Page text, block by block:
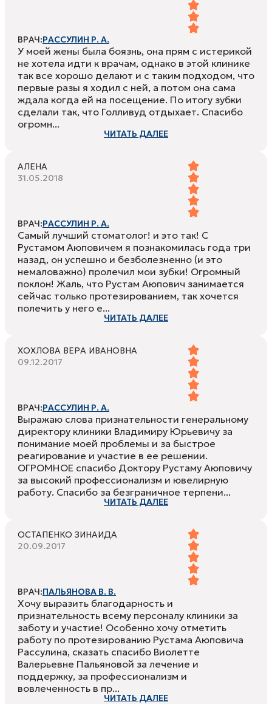
ВРАЧ:РАССУЛИН Р. А.
У моей жены была боязнь, она прям с истерикой
не хотела идти к врачам, однако в этой клинике
так все хорошо делают и с таким подходом, что
первые разы я ходил с ней, а потом она сама
ждала когда ей на посещение. По итогу зубки
сделали так, что Голливуд отдыхает. Спасибо
огромн...
ЧИТАТЬ ДАЛЕЕ
АЛЕНА
31.05.2018
ВРАЧ:РАССУЛИН Р. А.
Самый лучший стоматолог! и это так! С
Рустамом Аюповичем я познакомилась года три
назад, он успешно и безболезненно (и это
немаловажно) пролечил мои зубки! Огромный
поклон! Жаль, что Рустам Аюпович занимается
сейчас только протезированием, так хочется
полечить у него е...
ЧИТАТЬ ДАЛЕЕ
ХОХЛОВА ВЕРА ИВАНОВНА
09.12.2017
ВРАЧ:РАССУЛИН Р. А.
Выражаю слова признательности генеральному
директору клиники Владимиру Юрьевичу за
понимание моей проблемы и за быстрое
реагирование и участие в ее решении.
ОГРОМНОЕ спасибо Доктору Рустаму Аюповичу
за высокий профессионализм и ювелирную
работу. Спасибо за безграничное терпени...
ЧИТАТЬ ДАЛЕЕ
ОСТАПЕНКО ЗИНАИДА
20.09.2017
ВРАЧ:ПАЛЬЯНОВА В. В.
Хочу выразить благодарность и
признательность всему персоналу клиники за
заботу и участие! Особенно хочу отметить
работу по протезированию Рустама Аюповича
Рассулина, сказать спасибо Виолетте
Валерьевне Пальяновой за лечение и
поддержку, за профессионализм и
вовлеченность в пр...
ЧИТАТЬ ДАЛЕЕ